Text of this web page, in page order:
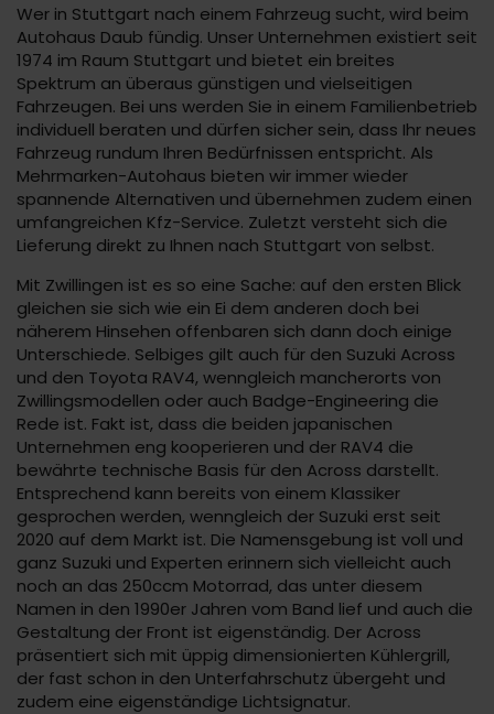
Wer in Stuttgart nach einem Fahrzeug sucht, wird beim
Autohaus Daub fündig. Unser Unternehmen existiert seit
1974 im Raum Stuttgart und bietet ein breites
Spektrum an überaus günstigen und vielseitigen
Fahrzeugen. Bei uns werden Sie in einem Familienbetrieb
individuell beraten und dürfen sicher sein, dass Ihr neues
Fahrzeug rundum Ihren Bedürfnissen entspricht. Als
Mehrmarken-Autohaus bieten wir immer wieder
spannende Alternativen und übernehmen zudem einen
umfangreichen Kfz-Service. Zuletzt versteht sich die
Lieferung direkt zu Ihnen nach Stuttgart von selbst.
Mit Zwillingen ist es so eine Sache: auf den ersten Blick
gleichen sie sich wie ein Ei dem anderen doch bei
näherem Hinsehen offenbaren sich dann doch einige
Unterschiede. Selbiges gilt auch für den Suzuki Across
und den Toyota RAV4, wenngleich mancherorts von
Zwillingsmodellen oder auch Badge-Engineering die
Rede ist. Fakt ist, dass die beiden japanischen
Unternehmen eng kooperieren und der RAV4 die
bewährte technische Basis für den Across darstellt.
Entsprechend kann bereits von einem Klassiker
gesprochen werden, wenngleich der Suzuki erst seit
2020 auf dem Markt ist. Die Namensgebung ist voll und
ganz Suzuki und Experten erinnern sich vielleicht auch
noch an das 250ccm Motorrad, das unter diesem
Namen in den 1990er Jahren vom Band lief und auch die
Gestaltung der Front ist eigenständig. Der Across
präsentiert sich mit üppig dimensionierten Kühlergrill,
der fast schon in den Unterfahrschutz übergeht und
zudem eine eigenständige Lichtsignatur.